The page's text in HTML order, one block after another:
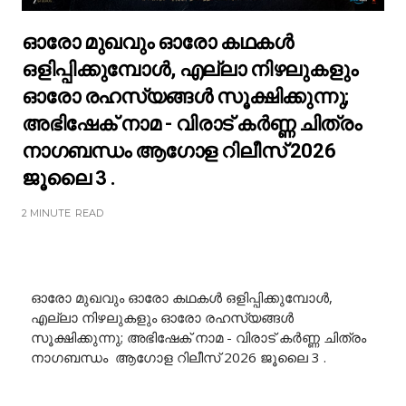
ഓരോ മുഖവും ഓരോ കഥകൾ
ഒളിപ്പിക്കുമ്പോൾ, എല്ലാ നിഴലുകളും
ഓരോ രഹസ്യങ്ങൾ സൂക്ഷിക്കുന്നു;
അഭിഷേക് നാമ - വിരാട് കർണ്ണ ചിത്രം
നാഗബന്ധം ആഗോള റിലീസ് 2026
ജൂലൈ 3 .
2 MINUTE READ
ഓരോ മുഖവും ഓരോ കഥകൾ ഒളിപ്പിക്കുമ്പോൾ,
എല്ലാ നിഴലുകളും ഓരോ രഹസ്യങ്ങൾ
സൂക്ഷിക്കുന്നു; അഭിഷേക് നാമ - വിരാട് കർണ്ണ ചിത്രം
നാഗബന്ധം ആഗോള റിലീസ് 2026 ജൂലൈ 3 .